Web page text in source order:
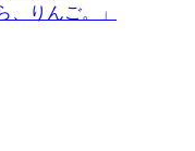
、りんご。」